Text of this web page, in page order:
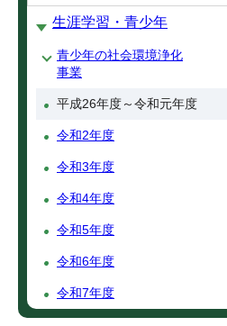
生涯学習・青少年
青少年の社会環境浄化
事業
平成26年度～令和元年度
令和2年度
令和3年度
令和4年度
令和5年度
令和6年度
令和7年度